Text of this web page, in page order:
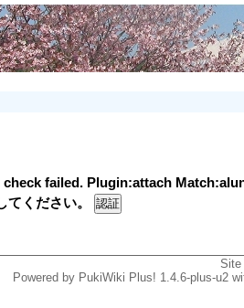
check failed. Plugin:attach
てください。
Powered by PukiWiki Plus! 1.4.6-plus-u2